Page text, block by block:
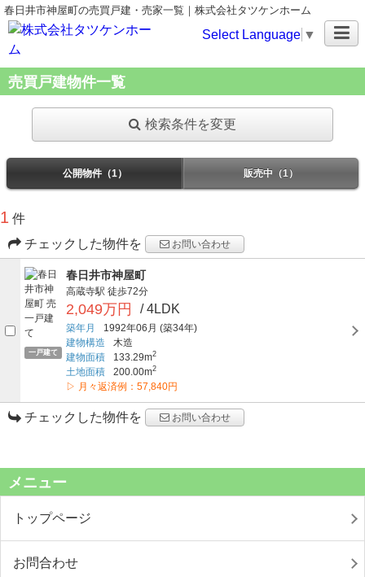
春日井市神屋町の売買戸建・売家一覧｜株式会社タツケンホーム
Select Language ▼
売買戸建物件一覧
検索条件を変更
公開物件（1） 販売中（1）
1 件
チェックした物件を
お問い合わせ
一戸建て
春日井市神屋町
高蔵寺駅 徒歩72分
2,049万円 / 4LDK
築年月 1992年06月 (築34年)
建物構造
木造
建物面積
133.29m2
土地面積 200.00m2
▷ 月々返済例：57,840円
チェックした物件を お問い合わせ
メニュー
トップページ
お問合わせ